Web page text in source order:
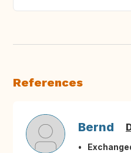
References
Bernd